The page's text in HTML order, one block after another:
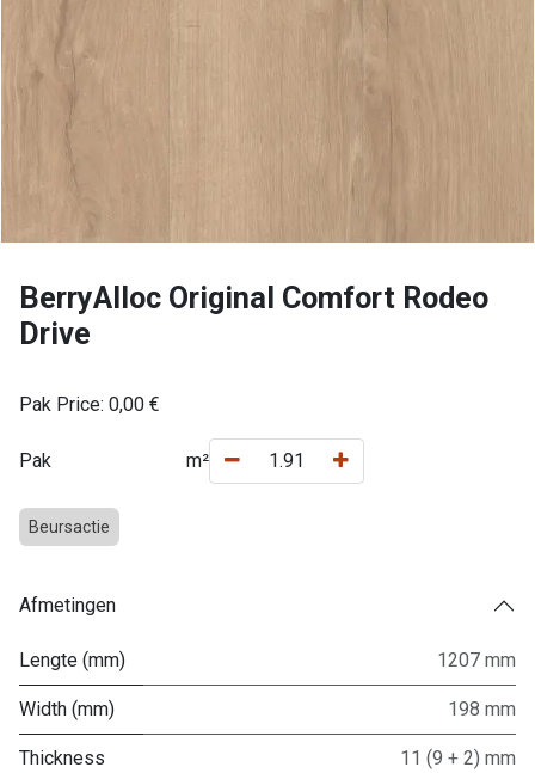
BerryAlloc Original Comfort Rodeo
Drive
Pak Price: 0,00 €
Pak m²
Beursactie
Afmetingen
Lengte (mm) 1207 mm
Width (mm) 198 mm
Thickness
11 (9 + 2) mm